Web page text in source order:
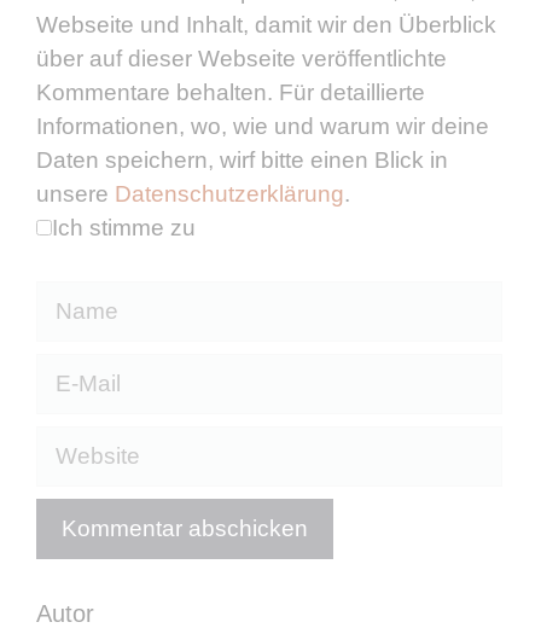
Webseite und Inhalt, damit wir den Überblick
über auf dieser Webseite veröffentlichte
Kommentare behalten. Für detaillierte
Informationen, wo, wie und warum wir deine
Daten speichern, wirf bitte einen Blick in
unsere Datenschutzerklärung.
Ich stimme zu
Website
Autor